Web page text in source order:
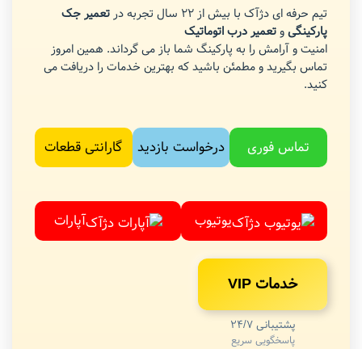
تیم حرفه ای دژآک با بیش از 22 سال تجربه در
تعمیر جک
پارکینگیو تعمیر درب اتوماتیک
امنیت و آرامش را به پارکینگ شما باز می گرداند. همین امروز
تماس بگیرید و مطمئن باشید که بهترین خدمات را دریافت می
کنید.
تماس فوری درخواست بازدید گارانتی قطعات
یوتیوب آپارات
خدمات VIP
پشتیبانی 24/7
پاسخگویی سریع